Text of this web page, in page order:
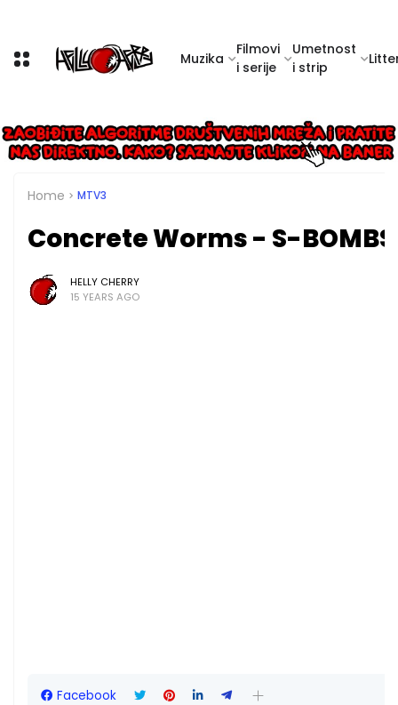
Muzika
Filmovi
i serije
Umetnost
i strip
Home MTV3
Concrete Worms - S-BOMBS
HELLY CHERRY
15 YEARS AGO
Facebook